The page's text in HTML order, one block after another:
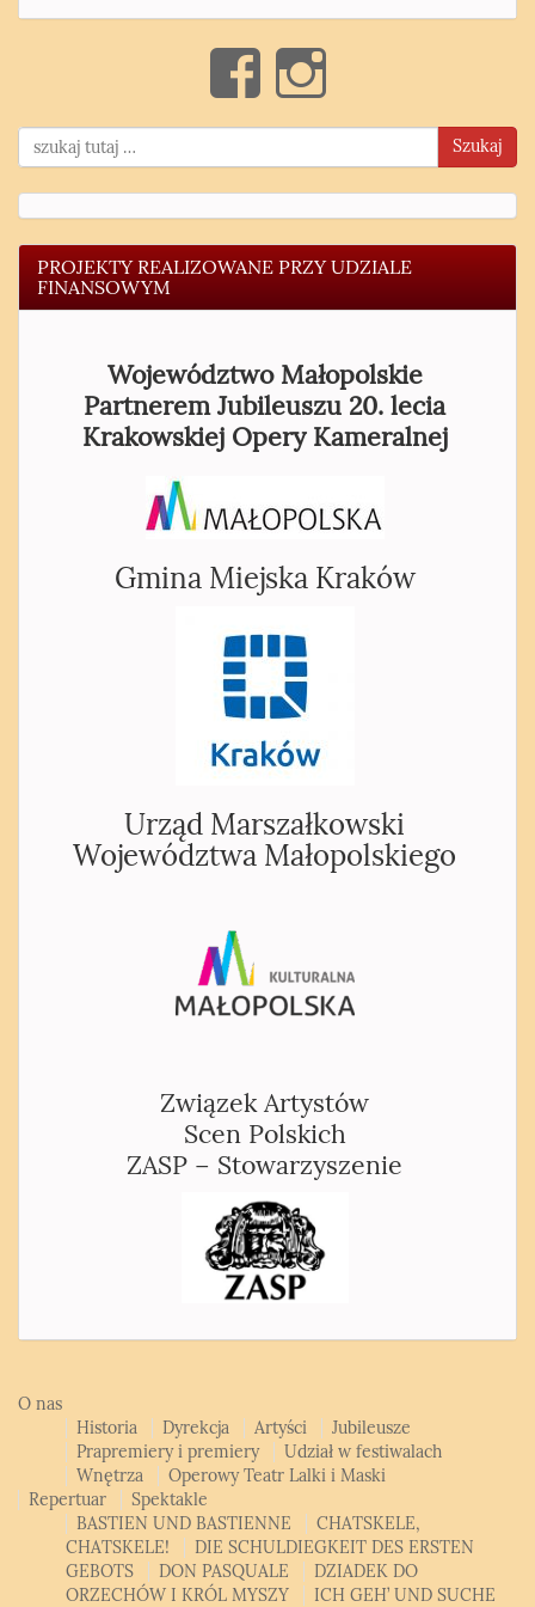
Szukaj
PROJEKTY REALIZOWANE PRZY UDZIALE
FINANSOWYM
Województwo Małopolskie
Partnerem Jubileuszu 20. lecia
Krakowskiej Opery Kameralnej
Gmina Miejska Kraków
Urząd Marszałkowski
Województwa Małopolskiego
Związek Artystów
Scen Polskich
ZASP – Stowarzyszenie
O nas
Historia
Dyrekcja Artyści
Jubileusze
Prapremiery i premiery
Udział w festiwalach
Wnętrza
Operowy Teatr Lalki i Maski
Repertuar
Spektakle
BASTIEN UND BASTIENNE
CHATSKELE,
CHATSKELE!
DIE SCHULDIEGKEIT DES ERSTEN
GEBOTS
DON PASQUALE
DZIADEK DO
ORZECHÓW I KRÓL MYSZY
ICH GEH’ UND SUCHE